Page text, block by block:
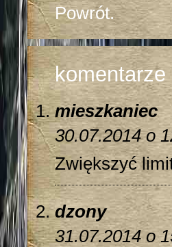
Powrót.
komentarze
mieszkaniec
30.07.2014 o
Zwiększyć
dzony
31.07.2014 o